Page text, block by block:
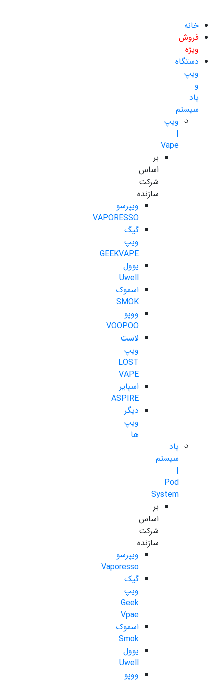
خانه
فروش
ویژه
دستگاه
ویپ
و
پاد
سیستم
ویپ
|
Vape
بر
اساس
شرکت
سازنده
ویپرسو
VAPORESSO
گیگ
ویپ
GEEKVAPE
یوول
Uwell
اسموک
SMOK
ووپو
VOOPOO
لاست
ویپ
LOST
VAPE
اسپایر
ASPIRE
دیگر
ویپ
ها
پاد
سیستم
|
Pod
System
بر
اساس
شرکت
سازنده
ویپرسو
Vaporesso
گیک
ویپ
Geek
Vpae
اسموک
Smok
یوول
Uwell
ووپو